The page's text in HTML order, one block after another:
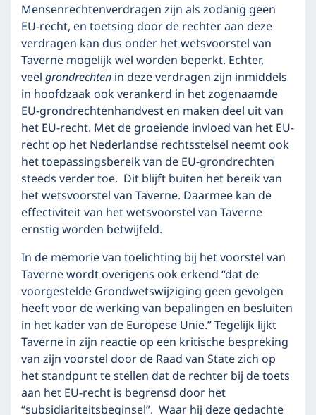
Mensenrechtenverdragen zijn als zodanig geen
EU-recht, en toetsing door de rechter aan deze
verdragen kan dus onder het wetsvoorstel van
Taverne mogelijk wel worden beperkt. Echter,
veelgrondrechtenin deze verdragen zijn inmiddels
in hoofdzaak ook verankerd in het zogenaamde
EU-grondrechtenhandvest en maken deel uit van
het EU-recht. Met de groeiende invloed van het EU-
recht op het Nederlandse rechtsstelsel neemt ook
het toepassingsbereik van de EU-grondrechten
steeds verder toe. Dit blijft buiten het bereik van
het wetsvoorstel van Taverne. Daarmee kan de
effectiviteit van het wetsvoorstel van Taverne
ernstig worden betwijfeld.
In de memorie van toelichting bij het voorstel van
Taverne wordt overigens ook erkend “dat de
voorgestelde Grondwetswijziging geen gevolgen
heeft voor de werking van bepalingen en besluiten
in het kader van de Europese Unie.” Tegelijk lijkt
Taverne in zijn reactie op een kritische bespreking
van zijn voorstel door de Raad van State zich op
het standpunt te stellen dat de rechter bij de toets
aan het EU-recht is begrensd door het
“subsidiariteitsbeginsel”. Waar hij deze gedachte